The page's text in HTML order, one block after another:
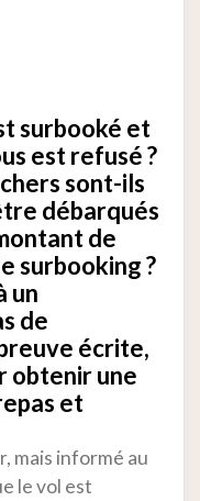
surbooké et
est refusé ?
sont-ils
débarqués
de
surbooking ?
un
de
écrite,
obtenir une
et
mais informé au
le vol est